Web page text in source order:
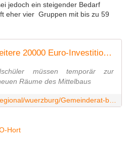
jedoch ein steigender Bedarf
eher vier Gruppen mit bis zu 59
Gemeinderat billigt weitere 20000 Euro-Investition für Schülerbetreuung
müssen temporär zur
Räume des Mittelbaus
Hort